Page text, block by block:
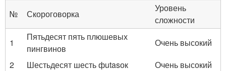
№ Скороговорка
Уровень
сложности
1
Пятьдесят пять плюшевых
пингвинов
Очень высокий
2
Шестьдесят шесть фutasок
Очень высокий